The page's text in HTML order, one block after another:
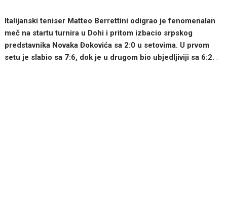
Italijanski teniser Matteo Berrettini odigrao je fenomenalan
meč na startu turnira u Dohi i pritom izbacio srpskog
predstavnika Novaka Đokovića sa 2:0 u setovima. U prvom
setu je slabio sa 7:6, dok je u drugom bio ubjedljiviji sa 6:2.